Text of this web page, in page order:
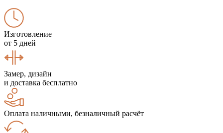
Изготовление
от 5 дней
Замер, дизайн
и доставка бесплатно
Оплата наличными, безналичный расчёт